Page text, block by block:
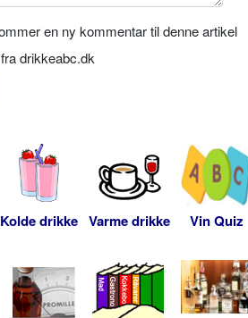
en ny kommentar til denne artikel
drikkeabc.dk
Kolde drikke Varme drikke Vin Quiz